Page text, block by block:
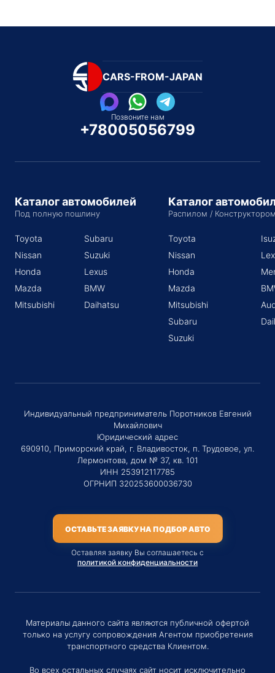
CARS-FROM-JAPAN
Позвоните нам
+78005056799
Каталог автомобилей
Под полную пошлину
Toyota
Nissan
Honda
Mazda
Mitsubishi
Subaru
Suzuki
Lexus
BMW
Daihatsu
Каталог
Распилом /
Toyota
Nissan
Honda
Mazda
Mitsubishi
Subaru
Suzuki
Индивидуальный предприниматель Поротников Евгений
Михайлович
Юридический адрес
690910, Приморский край, г. Владивосток, п. Трудовое, ул.
Лермонтова, дом № 37, кв. 101
ИНН 253912117785
ОГРНИП 320253600036730
ОСТАВЬТЕ ЗАЯВКУ НА ПОДБОР АВТО
Оставляя заявку Вы соглашаетесь с
политикой конфиденциальности
Материалы данного сайта являются публичной офертой
только на услугу сопровождения Агентом приобретения
транспортного средства Клиентом.
Во всех остальных случаях сайт носит исключительно